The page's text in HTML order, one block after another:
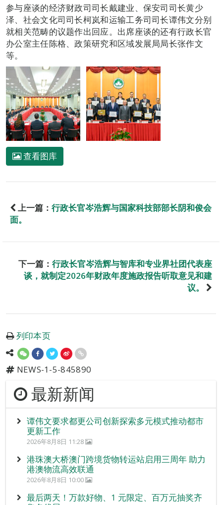
参与座谈的经济财政司司长戴建业、保安司司长黄少
泽、社会文化司司长柯岚和运输工务司司长谭伟文分别
就相关范畴的议题作出回应。出席座谈的还有行政长官
办公室主任陈格、政策研究和区域发展局局长张作文
等。
查看图库
上一篇： 行政长官岑浩辉与国家科技部部长阴和俊会
面。
下一篇： 行政长官岑浩辉与智库和专业界社团代表座
谈，就制定2026年财政年度施政报告听取意见和建
议。
列印本页
NEWS-1-5-845890
最新新闻
谭伟文要求都更公司创新探索多元模式推动都市
更新工作
2026年8月8日 11:28
港珠澳大桥澳门跨境货物转运站启用三周年 助力
港澳物流高效联通
2026年8月8日 10:00
最后两天！万款好物、1 元限定、百万元抽奖齐